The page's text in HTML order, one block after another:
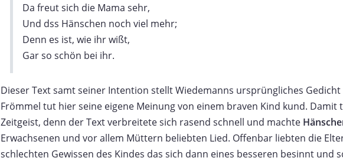
Da freut sich die Mama sehr,
Und dss Hänschen noch viel mehr;
Denn es ist, wie ihr wißt,
Gar so schön bei ihr.
Dieser Text samt seiner Intention stellt Wiedemanns ursprüngliches Gedicht
Frömmel tut hier seine eigene Meinung von einem braven Kind kund.
Zeitgeist, denn der Text verbreitete sich rasend schnell und machte
Erwachsenen und vor allem Müttern beliebten Lied. Offenbar liebten die
schlechten Gewissen des Kindes das sich dann eines besseren besinnt und